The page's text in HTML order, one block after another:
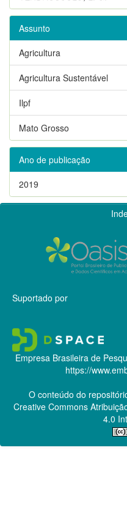
Assunto
Agricultura
Agricultura Sustentável
Ilpf
Mato Grosso
Ano de publicação
2019
Suportado por
Empresa Brasileira de
https://
O conteúdo do
Creative Commons
4.0